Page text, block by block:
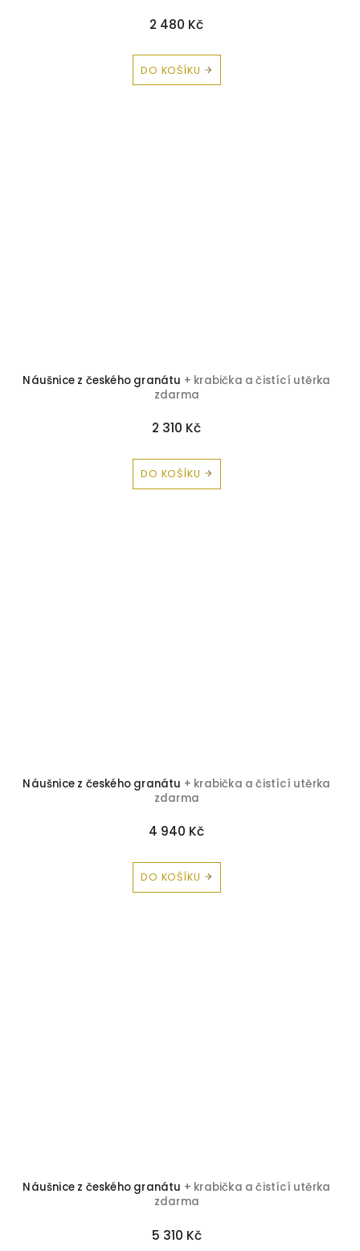
2 480 Kč
DO KOŠÍKU
Náušnice z českého granátu + krabička a čistící utěrka
zdarma
2 310 Kč
DO KOŠÍKU
Náušnice z českého granátu + krabička a čistící utěrka
zdarma
4 940 Kč
DO KOŠÍKU
Náušnice z českého granátu + krabička a čistící utěrka
zdarma
5 310 Kč